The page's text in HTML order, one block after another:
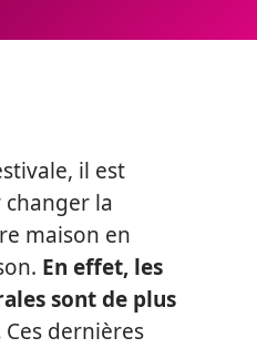
il est
la
maison en
En effet, les
sont de plus
Ces dernières